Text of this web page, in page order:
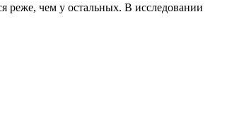
реже, чем у остальных. В исследовании